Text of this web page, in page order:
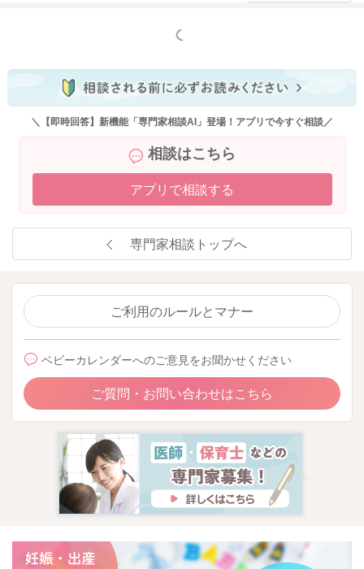
もっと見る
＼【即時回答】新機能「専門家相談AI」登場！アプリで今すぐ相談／
相談はこちら
アプリで相談する
専門家相談トップへ
ご利用のルールとマナー
ベビーカレンダーへのご意見をお聞かせください
ご質問・お問い合わせはこちら